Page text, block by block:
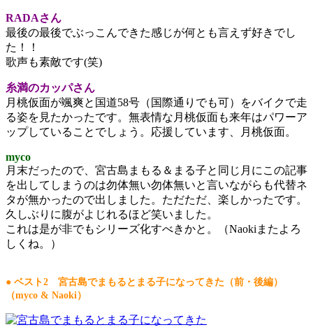
RADAさん
最後の最後でぶっこんできた感じが何とも言えず好きでし
た！！
歌声も素敵です(笑)
糸満のカッパさん
月桃仮面が颯爽と国道58号（国際通りでも可）をバイクで走
る姿を見たかったです。無表情な月桃仮面も来年はパワーア
ップしていることでしょう。応援しています、月桃仮面。
myco
月末だったので、宮古島まもる＆まる子と同じ月にこの記事
を出してしまうのは勿体無い勿体無いと言いながらも代替ネ
タが無かったので出しました。ただただ、楽しかったです。
久しぶりに腹がよじれるほど笑いました。
これは是が非でもシリーズ化すべきかと。（Naokiまたよろ
しくね。）
● ベスト2 宮古島でまもるとまる子になってきた（前・後編）
（myco & Naoki）